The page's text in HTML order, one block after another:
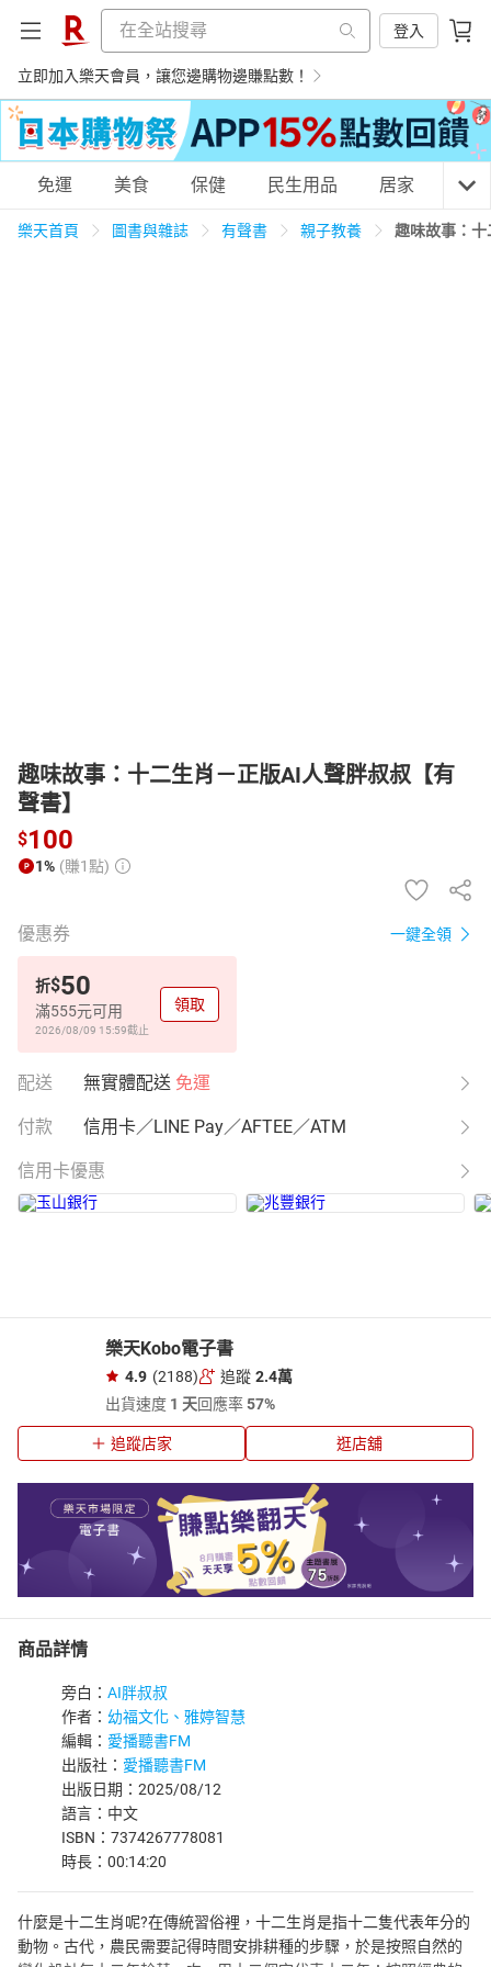
登入
立即加入樂天會員，讓您邊購物邊賺點數！
購物網分類
免運 美食 保健 民生用品 居家 3C
樂天首頁 圖書與雜誌 有聲書 親子教養 趣味故事：
趣味故事：十二生肖－正版AI人聲胖叔叔【有
聲書】
$100
1% (賺1點)
優惠券 一鍵全領
折$50
滿555元可用
2026/08/09 15:59截止
領取
配送 無實體配送 免運
付款 信用卡／LINE Pay／AFTEE／ATM
信用卡優惠
樂天Kobo電子書
4.9 (2188) 追蹤 2.4萬
出貨速度 1 天回應率57%
追蹤店家 逛店舖
商品詳情
旁白： AI胖叔叔
作者： 幼福文化、雅婷智慧
編輯： 愛播聽書FM
出版社： 愛播聽書FM
出版日期：2025/08/12
語言：中文
ISBN：7374267778081
時長：00:14:20
什麼是十二生肖呢?在傳統習俗裡，十二生肖是指十二隻代表年分的
動物。古代，農民需要記得時間安排耕種的步驟，於是按照自然的